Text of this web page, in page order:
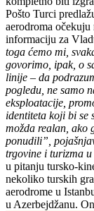
Pošto Turci
aerodroma
informaciju za
toga ćemo mi,
govorimo, ipak, o
linije – da
pogledu, ne samo
eksploatacije,
identiteta koji bi se
možda realan, ako
ponudili”,
trgovine i turizma u
u pitanju tursko-
nekoliko turskih
aerodrome u
u Azerbejdžanu.